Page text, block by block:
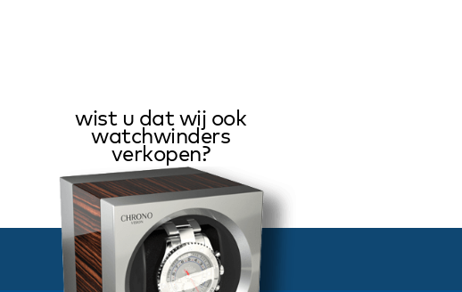
wist u dat wij ook
watchwinders
verkopen?